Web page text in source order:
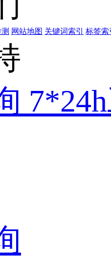
网站地图 关键词索引 标签索